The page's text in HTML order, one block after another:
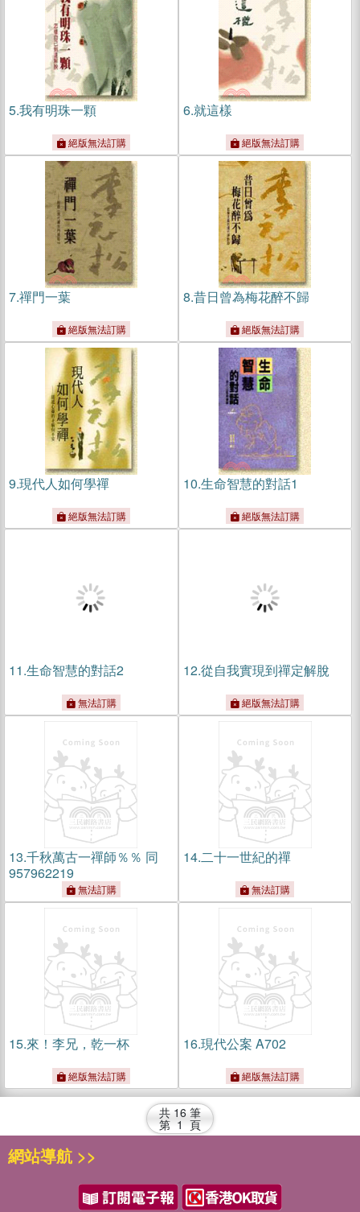
5.我有明珠一顆
絕版無法訂購
6.就這樣
絕版無法訂購
7.禪門一葉
絕版無法訂購
8.昔日曾為梅花醉不歸
絕版無法訂購
9.現代人如何學禪
絕版無法訂購
10.生命智慧的對話1
絕版無法訂購
11.生命智慧的對話2
無法訂購
12.從自我實現到禪定解脫
絕版無法訂購
13.千秋萬古一禪師％％ 同
957962219
無法訂購
14.二十一世紀的禪
無法訂購
15.來！李兄，乾一杯
絕版無法訂購
16.現代公案 A702
絕版無法訂購
共 16 筆
第 1 頁
網站導航 >>